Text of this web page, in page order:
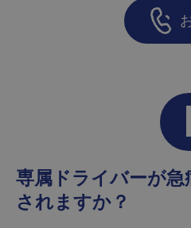
専属ドライバーが
されますか？